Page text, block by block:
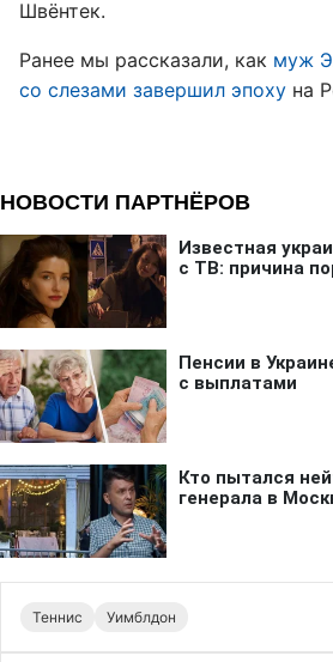
Швёнтек.
Ранее мы рассказали, как муж
со слезами завершил эпоху на
Теннис Уимблдон